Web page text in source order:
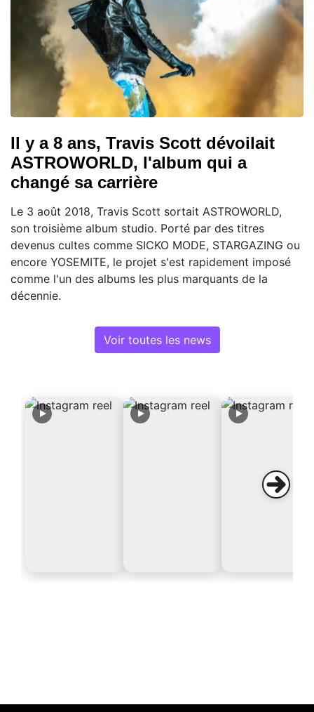
Il y a 8 ans, Travis Scott dévoilait
ASTROWORLD, l'album qui a
changé sa carrière
Le 3 août 2018, Travis Scott sortait ASTROWORLD,
son troisième album studio. Porté par des titres
devenus cultes comme SICKO MODE, STARGAZING ou
encore YOSEMITE, le projet s'est rapidement imposé
comme l'un des albums les plus marquants de la
décennie.
Voir toutes les news